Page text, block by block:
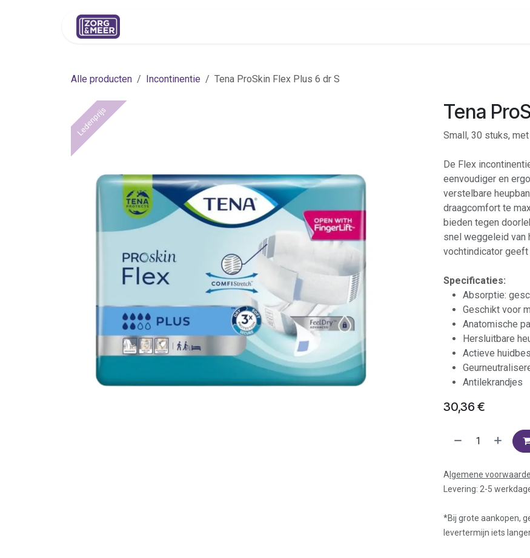
Alle producten Incontinentie Tena ProSkin Flex Plus 6 dr S
Ledenprijs Tena
Small, 30 stuks,
De Flex
eenvoudiger en
verstelbare
draagcomfort te
bieden tegen
snel weggeleid van
vochtindicator geeft
Specificaties:
Absorptie:
Geschikt voor
Anatomische
Hersluitbare
Actieve
Antilekrandjes
30,36 €
A lgemene
Levering: 2-5
*Bij grote aankopen,
levertermijn iets